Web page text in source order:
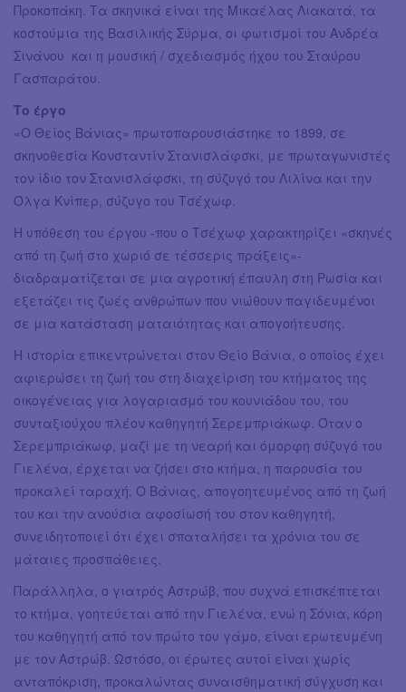
Προκοπάκη. Τα σκηνικά είναι της Μικαέλας Λιακατά, τα
κοστούμια της Βασιλικής Σύρμα, οι φωτισμοί του Ανδρέα
Σινάνου και η μουσική / σχεδιασμός ήχου του Σταύρου
Γασπαράτου.
Το έργο
«Ο Θείος Βάνιας» πρωτοπαρουσιάστηκε το 1899, σε
σκηνοθεσία Κονσταντίν Στανισλάφσκι, με πρωταγωνιστές
τον ίδιο τον Στανισλάφσκι, τη σύζυγό του Λιλίνα και την
Όλγα Κνίπερ, σύζυγο του Τσέχωφ.
Η υπόθεση του έργου -που ο Τσέχωφ χαρακτηρίζει «σκηνές
από τη ζωή στο χωριό σε τέσσερις πράξεις»-
διαδραματίζεται σε μια αγροτική έπαυλη στη Ρωσία και
εξετάζει τις ζωές ανθρώπων που νιώθουν παγιδευμένοι
σε μια κατάσταση ματαιότητας και απογοήτευσης.
Η ιστορία επικεντρώνεται στον Θείο Βάνια, ο οποίος έχει
αφιερώσει τη ζωή του στη διαχείριση του κτήματος της
οικογένειας για λογαριασμό του κουνιάδου του, του
συνταξιούχου πλέον καθηγητή Σερεμπριάκωφ. Όταν ο
Σερεμπριάκωφ, μαζί με τη νεαρή και όμορφη σύζυγό του
Γιελένα, έρχεται να ζήσει στο κτήμα, η παρουσία του
προκαλεί ταραχή. Ο Βάνιας, απογοητευμένος από τη ζωή
του και την ανούσια αφοσίωσή του στον καθηγητή,
συνειδητοποιεί ότι έχει σπαταλήσει τα χρόνια του σε
μάταιες προσπάθειες.
Παράλληλα, ο γιατρός Αστρώβ, που συχνά επισκέπτεται
το κτήμα, γοητεύεται από την Γιελένα, ενώ η Σόνια, κόρη
του καθηγητή από τον πρώτο του γάμο, είναι ερωτευμένη
με τον Αστρώβ. Ωστόσο, οι έρωτες αυτοί είναι χωρίς
ανταπόκριση, προκαλώντας συναισθηματική σύγχυση και